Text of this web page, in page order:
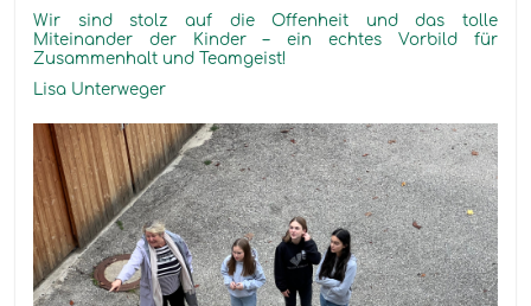
Wir sind stolz auf die Offenheit und das tolle
Miteinander der Kinder – ein echtes Vorbild für
Zusammenhalt und Teamgeist!
Lisa Unterweger